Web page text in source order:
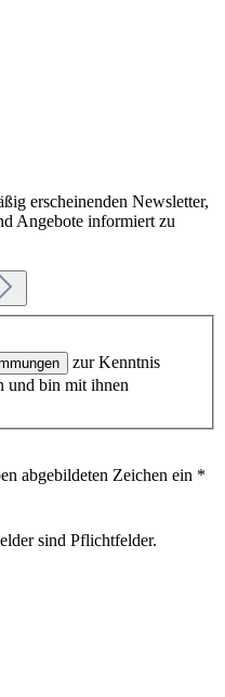
erscheinenden Newsletter,
Angebote informiert zu
zur Kenntnis
und bin mit ihnen
abgebildeten Zeichen ein *
sind Pflichtfelder.